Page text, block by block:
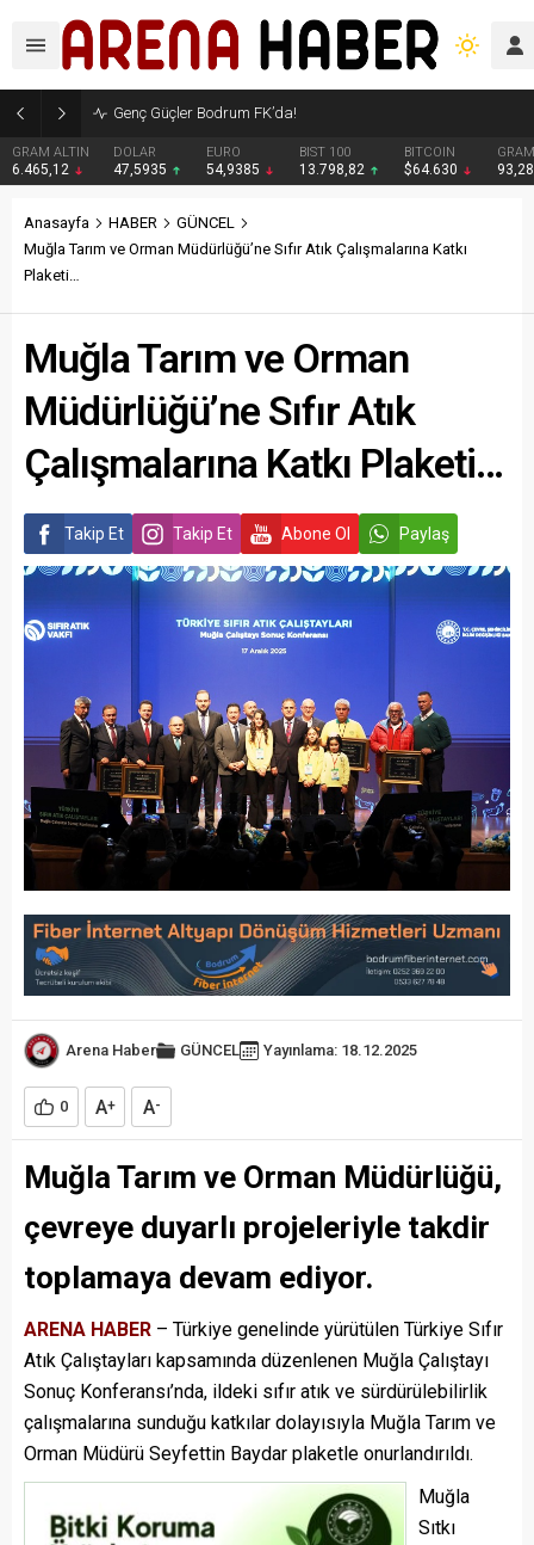
Genç Güçler Bodrum FK’da!
GRAM ALTIN
6.465,12
DOLAR
47,5935
EURO
54,9385
BIST 100
13.798,82
BITCOIN
$64.630
Anasayfa HABER
GÜNCEL
Muğla Tarım ve Orman Müdürlüğü’ne Sıfır Atık Çalışmalarına Katkı
Plaketi…
Muğla Tarım ve Orman
Müdürlüğü’ne Sıfır Atık
Çalışmalarına Katkı Plaketi…
Takip Et Takip Et Abone Ol Paylaş
Arena Haber GÜNCEL Yayınlama: 18.12.2025
0 A+ A-
Muğla Tarım ve Orman Müdürlüğü,
çevreye duyarlı projeleriyle takdir
toplamaya devam ediyor.
ARENA HABER – Türkiye genelinde yürütülen Türkiye Sıfır
Atık Çalıştayları kapsamında düzenlenen Muğla Çalıştayı
Sonuç Konferansı’nda, ildeki sıfır atık ve sürdürülebilirlik
çalışmalarına sunduğu katkılar dolayısıyla Muğla Tarım ve
Orman Müdürü Seyfettin Baydar plaketle onurlandırıldı.
Muğla
Sıtkı